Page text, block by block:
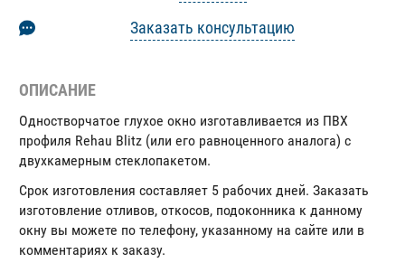
Заказать консультацию
ОПИСАНИЕ
Одностворчатое глухое окно изготавливается из ПВХ
профиля Rehau Blitz (или его равноценного аналога) с
двухкамерным стеклопакетом.
Срок изготовления составляет 5 рабочих дней. Заказать
изготовление отливов, откосов, подоконника к данному
окну вы можете по телефону, указанному на сайте или в
комментариях к заказу.